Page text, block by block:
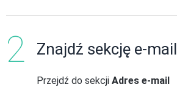
Znajdź sekcję e-mail
Przejdź do sekcji Adres e-mail